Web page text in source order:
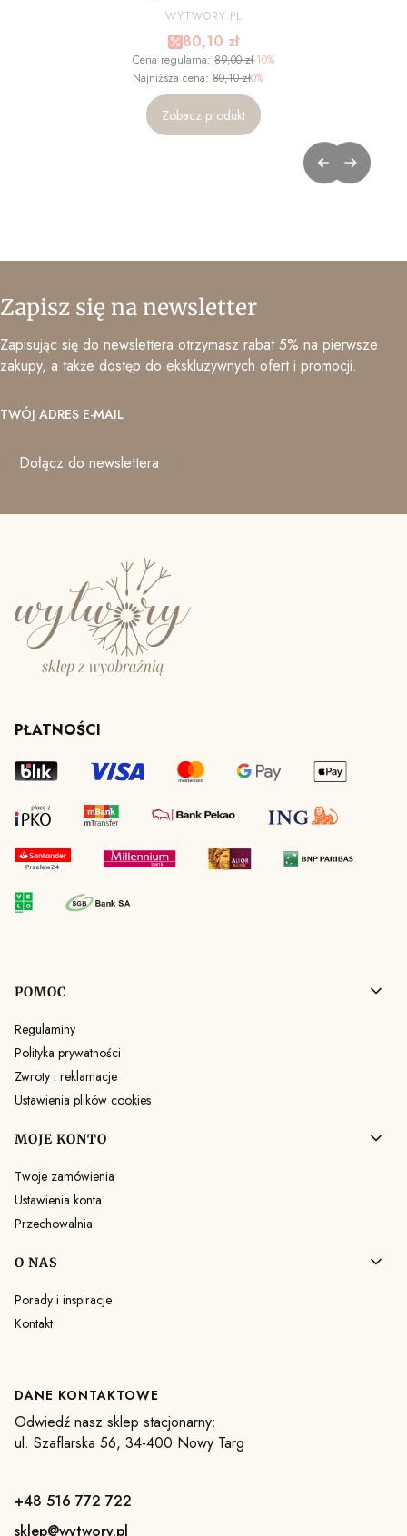
ZDJĘCIA - NA WYMIAR
PRODUCENT
WYTWORY.PL
Cena promocyjna
80,10 zł
Cena regularna: 89,00 zł-10%
Najniższa cena: 80,10 zł0%
Zobacz produkt
Zapisz się na newsletter
Zapisując się do newslettera otrzymasz rabat 5% na pierwsze
zakupy, a także dostęp do ekskluzywnych ofert i promocji.
TWÓJ ADRES E-MAIL
Dołącz do newslettera
PŁATNOŚCI
Linki w stopce
POMOC
Regulaminy
Polityka prywatności
Zwroty i reklamacje
Ustawienia plików cookies
MOJE KONTO
Twoje zamówienia
Ustawienia konta
Przechowalnia
O NAS
Porady i inspiracje
Kontakt
DANE KONTAKTOWE
Odwiedź nasz sklep stacjonarny:
ul. Szaflarska 56, 34-400 Nowy Targ
+48 516 772 722
sklep@wytwory.pl